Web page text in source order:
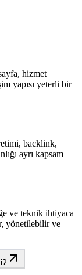
hizmet
yapısı yeterli bir
backlink,
ayrı kapsam
ve teknik ihtiyaca
yönetilebilir ve